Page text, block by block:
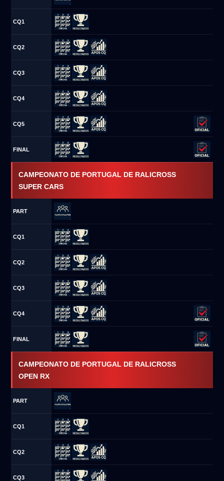
CQ1
CQ2
CQ3
CQ4
CQ5
FINAL
CAMPEONATO DE PORTUGAL DE RALICROSS
SUPER CARS
PART
CQ1
CQ2
CQ3
CQ4
FINAL
CAMPEONATO DE PORTUGAL DE RALICROSS
OPEN RX
PART
CQ1
CQ2
CQ3